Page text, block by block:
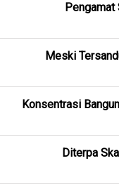
Meski
Konsentrasi
Diterpa